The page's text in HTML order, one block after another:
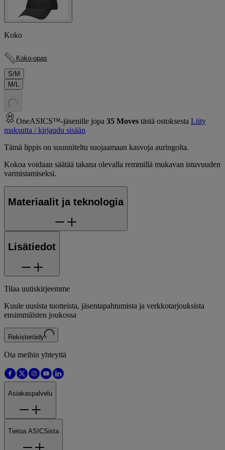
Koko
Koko-opas
S/M
M/L
. . .
OneASICS™-jäsenille jopa 35 Moves tästä ostoksesta Liity
maksutta / kirjaudu sisään
Tämä lippis on suunniteltu suojaamaan kasvoja auringolta.
Kokoa voidaan säätää takana olevalla remmillä mukavan istuvuuden
varmistamiseksi. ​
Materiaalit ja teknologia
Lisätiedot
Tilaa uutiskirjeemme
Kuule uusista tuotteista, jäsentapahtumista ja verkkotarjouksista
ensimmäisten joukossa
Rekisteröidy
Ota meihin yhteyttä
Asiakaspalvelu
Tietoa ASICSista